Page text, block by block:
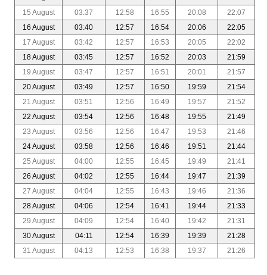
15 August
03:37 12:58 16:55 20:08
22:07
16 August
03:40 12:57 16:54 20:06
22:05
17 August
03:42 12:57 16:53 20:05
22:02
18 August
03:45 12:57 16:52 20:03
21:59
19 August
03:47 12:57 16:51 20:01
21:57
20 August
03:49 12:57 16:50 19:59
21:54
21 August
03:51 12:56 16:49 19:57
21:52
22 August
03:54 12:56 16:48 19:55
21:49
23 August
03:56 12:56 16:47 19:53
21:46
24 August
03:58 12:56 16:46 19:51
21:44
25 August
04:00 12:55 16:45 19:49
21:41
26 August
04:02 12:55 16:44 19:47
21:39
27 August
04:04 12:55 16:43 19:46
21:36
28 August
04:06 12:54 16:41 19:44
21:33
29 August
04:09 12:54 16:40 19:42
21:31
30 August
04:11 12:54 16:39 19:39
21:28
31 August
04:13 12:53 16:38 19:37 21:26